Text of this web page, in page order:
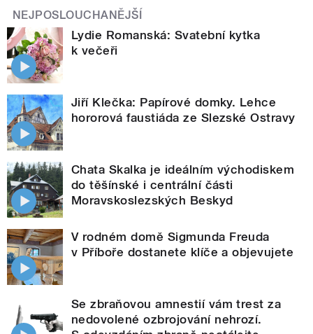
NEJPOSLOUCHANĚJŠÍ
Lydie Romanská: Svatební kytka
k večeři
Jiří Klečka: Papírové domky. Lehce
hororová faustiáda ze Slezské Ostravy
Chata Skalka je ideálním východiskem
do těšínské i centrální části
Moravskoslezských Beskyd
V rodném domě Sigmunda Freuda
v Příboře dostanete klíče a objevujete
Se zbraňovou amnestií vám trest za
nedovolené ozbrojování nehrozí.